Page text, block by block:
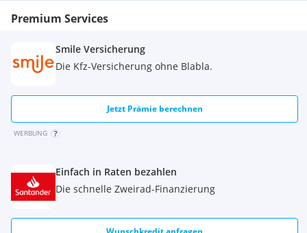
Premium Services
Smile Versicherung
Die Kfz-Versicherung ohne Blabla.
Jetzt Prämie berechnen
WERBUNG
Einfach in Raten bezahlen
Die schnelle Zweirad-Finanzierung